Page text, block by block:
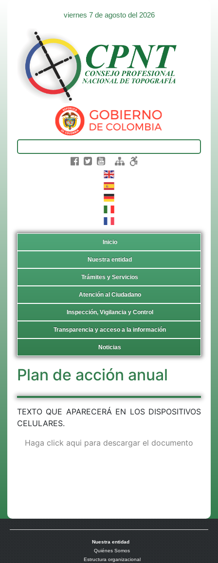
viernes 7 de agosto del 2026
Inicio
Nuestra entidad
Trámites y Servicios
Atención al Ciudadano
Inspección, Vigilancia y Control
Transparencia y acceso a la información
Noticias
Plan de acción anual
TEXTO QUE APARECERÁ EN LOS DISPOSITIVOS
CELULARES.
Haga click aqui para descargar el documento
Nuestra entidad
Quiénes Somos
Estructura organizacional